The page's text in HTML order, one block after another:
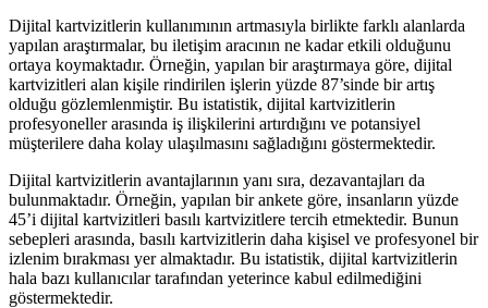
Dijital kartvizitlerin kullanımının artmasıyla birlikte farklı alanlarda
yapılan araştırmalar, bu iletişim aracının ne kadar etkili olduğunu
ortaya koymaktadır. Örneğin, yapılan bir araştırmaya göre, dijital
kartvizitleri alan kişile rindirilen işlerin yüzde 87’sinde bir artış
olduğu gözlemlenmiştir. Bu istatistik, dijital kartvizitlerin
profesyoneller arasında iş ilişkilerini artırdığını ve potansiyel
müşterilere daha kolay ulaşılmasını sağladığını göstermektedir.
Dijital kartvizitlerin avantajlarının yanı sıra, dezavantajları da
bulunmaktadır. Örneğin, yapılan bir ankete göre, insanların yüzde
45’i dijital kartvizitleri basılı kartvizitlere tercih etmektedir. Bunun
sebepleri arasında, basılı kartvizitlerin daha kişisel ve profesyonel bir
izlenim bırakması yer almaktadır. Bu istatistik, dijital kartvizitlerin
hala bazı kullanıcılar tarafından yeterince kabul edilmediğini
göstermektedir.